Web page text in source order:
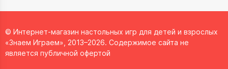
© Интернет-магазин настольных игр для детей и взрослых
«Знаем Играем», 2013–2026. Содержимое сайта не
является публичной офертой